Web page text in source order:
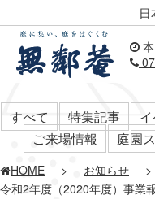
日
すべて 特集記事
ご来場情報
庭園
HOME > お知らせ
>
令和2年度（2020年度）事業